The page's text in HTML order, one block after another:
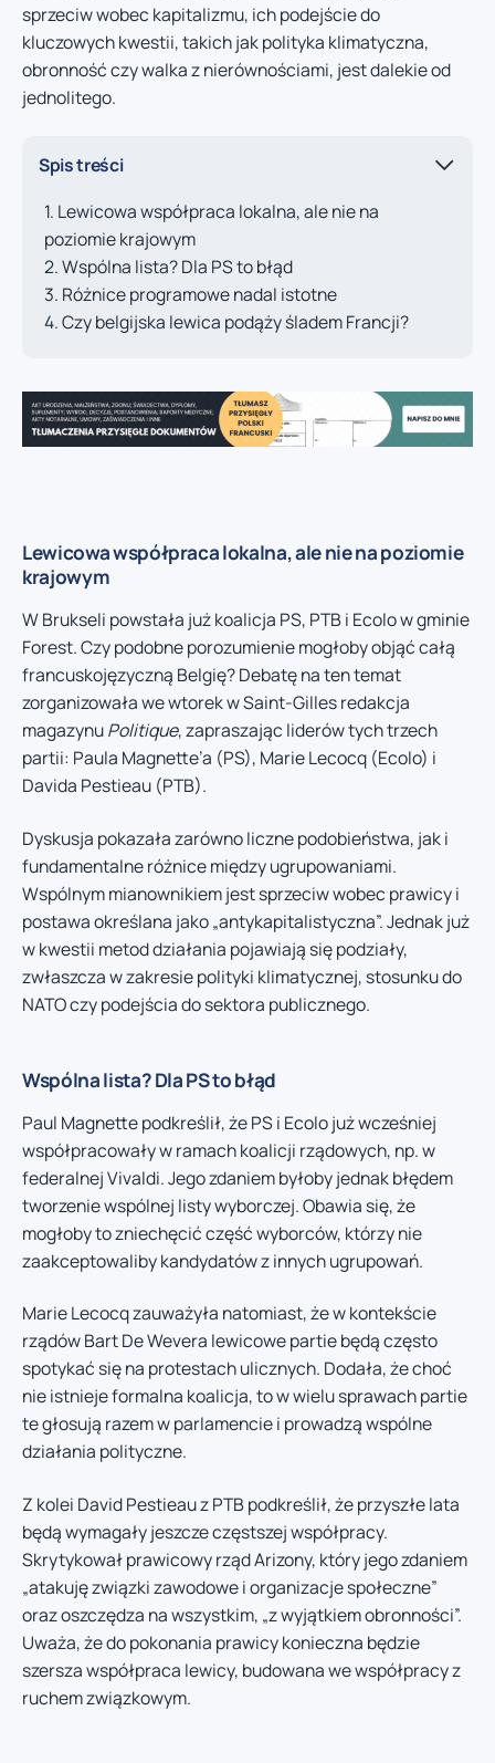
sprzeciw wobec kapitalizmu, ich podejście do
kluczowych kwestii, takich jak polityka klimatyczna,
obronność czy walka z nierównościami, jest dalekie od
jednolitego.
Spis treści
Lewicowa współpraca lokalna, ale nie na
poziomie krajowym
Wspólna lista? Dla PS to błąd
Różnice programowe nadal istotne
Czy belgijska lewica podąży śladem Francji?
Lewicowa współpraca lokalna, ale nie na poziomie
krajowym
W Brukseli powstała już koalicja PS, PTB i Ecolo w gminie
Forest. Czy podobne porozumienie mogłoby objąć całą
francuskojęzyczną Belgię? Debatę na ten temat
zorganizowała we wtorek w Saint-Gilles redakcja
magazynuPolitique, zapraszając liderów tych trzech
partii: Paula Magnette’a (PS), Marie Lecocq (Ecolo) i
Davida Pestieau (PTB).
Dyskusja pokazała zarówno liczne podobieństwa, jak i
fundamentalne różnice między ugrupowaniami.
Wspólnym mianownikiem jest sprzeciw wobec prawicy i
postawa określana jako „antykapitalistyczna”. Jednak już
w kwestii metod działania pojawiają się podziały,
zwłaszcza w zakresie polityki klimatycznej, stosunku do
NATO czy podejścia do sektora publicznego.
Wspólna lista? Dla PS to błąd
Paul Magnette podkreślił, że PS i Ecolo już wcześniej
współpracowały w ramach koalicji rządowych, np. w
federalnej Vivaldi. Jego zdaniem byłoby jednak błędem
tworzenie wspólnej listy wyborczej. Obawia się, że
mogłoby to zniechęcić część wyborców, którzy nie
zaakceptowaliby kandydatów z innych ugrupowań.
Marie Lecocq zauważyła natomiast, że w kontekście
rządów Bart De Wevera lewicowe partie będą często
spotykać się na protestach ulicznych. Dodała, że choć
nie istnieje formalna koalicja, to w wielu sprawach partie
te głosują razem w parlamencie i prowadzą wspólne
działania polityczne.
Z kolei David Pestieau z PTB podkreślił, że przyszłe lata
będą wymagały jeszcze częstszej współpracy.
Skrytykował prawicowy rząd Arizony, który jego zdaniem
„atakuję związki zawodowe i organizacje społeczne”
oraz oszczędza na wszystkim, „z wyjątkiem obronności”.
Uważa, że do pokonania prawicy konieczna będzie
szersza współpraca lewicy, budowana we współpracy z
ruchem związkowym.